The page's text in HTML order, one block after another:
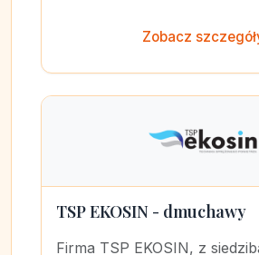
Zobacz
TSP EKOSIN - dmuchawy
Firma TSP EKOSIN, z